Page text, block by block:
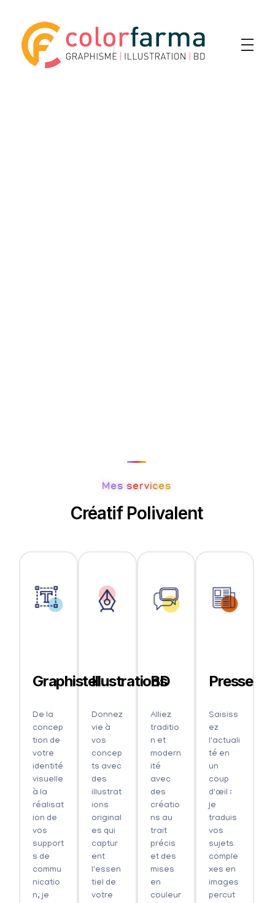
Mes services
Créatif Polivalent
Graphiste
De la
concep
tion de
votre
identité
visuelle
à la
réalisat
ion de
vos
support
s de
commu
nicatio
n, je
Illustrations
Donnez
vie à
vos
concep
ts avec
des
illustrat
ions
original
es qui
captur
ent
l'essen
tiel de
votre
BD
Alliez
traditio
n et
modern
ité
avec
des
créatio
ns au
trait
précis
et des
mises
en
couleur
Presse
Saisiss
ez
l'actuali
té en
un
coup
d'œil :
je
traduis
vos
sujets
comple
xes en
images
percut